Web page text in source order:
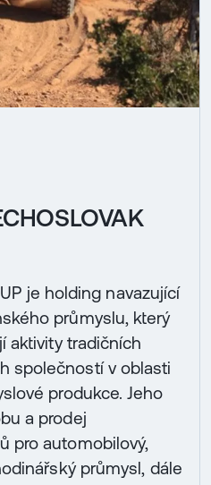
je holding navazující
průmyslu, který
aktivity tradičních
společností v oblasti
produkce. Jeho
a prodej
pro automobilový,
průmysl, dále